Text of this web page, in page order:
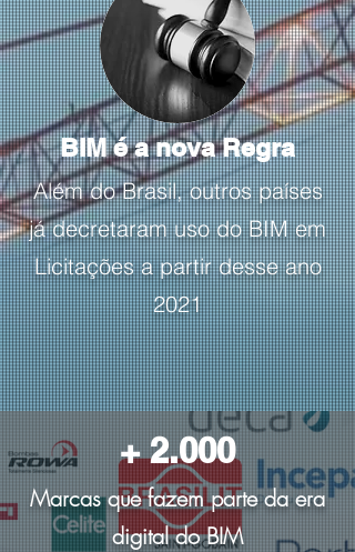
BIM é a nova Regra
Além do Brasil, outros países
já decretaram uso do BIM em
Licitações a partir desse ano
2021
+ 2.000
Marcas que fazem parte da era
digital do BIM